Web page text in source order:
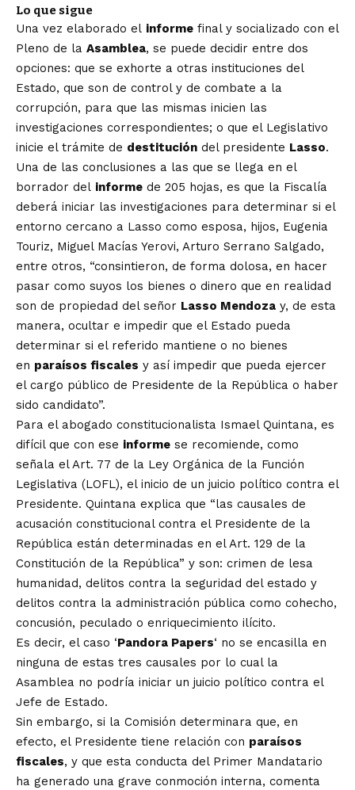
Lo que sigue
Una vez elaborado el informe final y socializado con el
Pleno de la Asamblea, se puede decidir entre dos
opciones: que se exhorte a otras instituciones del
Estado, que son de control y de combate a la
corrupción, para que las mismas inicien las
investigaciones correspondientes; o que el Legislativo
inicie el trámite de destitución del presidente Lasso.
Una de las conclusiones a las que se llega en el
borrador del informe de 205 hojas, es que la Fiscalía
deberá iniciar las investigaciones para determinar si el
entorno cercano a Lasso como esposa, hijos, Eugenia
Touriz, Miguel Macías Yerovi, Arturo Serrano Salgado,
entre otros, “consintieron, de forma dolosa, en hacer
pasar como suyos los bienes o dinero que en realidad
son de propiedad del señor Lasso Mendoza y, de esta
manera, ocultar e impedir que el Estado pueda
determinar si el referido mantiene o no bienes
en paraísos fiscales y así impedir que pueda ejercer
el cargo público de Presidente de la República o haber
sido candidato”.
Para el abogado constitucionalista Ismael Quintana, es
difícil que con ese informe se recomiende, como
señala el Art. 77 de la Ley Orgánica de la Función
Legislativa (LOFL), el inicio de un juicio político contra el
Presidente. Quintana explica que “las causales de
acusación constitucional contra el Presidente de la
República están determinadas en el Art. 129 de la
Constitución de la República” y son: crimen de lesa
humanidad, delitos contra la seguridad del estado y
delitos contra la administración pública como cohecho,
concusión, peculado o enriquecimiento ilícito.
Es decir, el caso ‘Pandora Papers‘ no se encasilla en
ninguna de estas tres causales por lo cual la
Asamblea no podría iniciar un juicio político contra el
Jefe de Estado.
Sin embargo, si la Comisión determinara que, en
efecto, el Presidente tiene relación con paraísos
fiscales, y que esta conducta del Primer Mandatario
ha generado una grave conmoción interna, comenta